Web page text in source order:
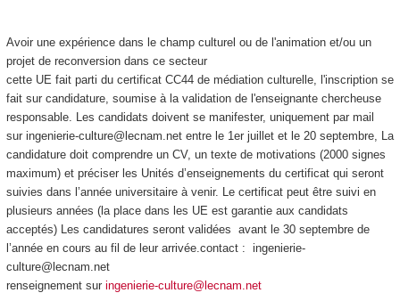
Avoir une expérience dans le champ culturel ou de l'animation et/ou un
projet de reconversion dans ce secteur
cette UE fait parti du certificat CC44 de médiation culturelle, l'inscription se
fait sur candidature, soumise à la validation de l'enseignante chercheuse
responsable. Les candidats doivent se manifester, uniquement par mail
sur ingenierie-culture@lecnam.net entre le 1er juillet et le 20 septembre, La
candidature doit comprendre un CV, un texte de motivations (2000 signes
maximum) et préciser les Unités d’enseignements du certificat qui seront
suivies dans l’année universitaire à venir. Le certificat peut être suivi en
plusieurs années (la place dans les UE est garantie aux candidats
acceptés) Les candidatures seront validées avant le 30 septembre de
l’année en cours au fil de leur arrivée.contact : ingenierie-
culture@lecnam.net
renseignement sur ingenierie-culture@lecnam.net